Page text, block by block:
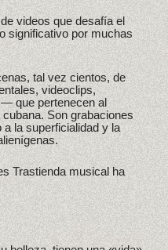
videos que desafía el
significativo por muchas
tal vez cientos, de
videoclips,
que pertenecen al
Son grabaciones
a la superficialidad y la
Trastienda musical ha